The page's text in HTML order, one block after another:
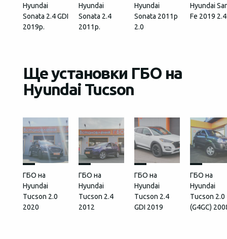
Hyundai
Sonata 2.4 GDI
2019р.
Hyundai
Sonata 2.4
2011р.
Hyundai
Sonata 2011р
2.0
Hyundai
Fe 2019 2.4
Ще установки ГБО на
Hyundai Tucson
ГБО на
Hyundai
Tucson 2.0
2020
ГБО на
Hyundai
Tucson 2.4
2012
ГБО на
Hyundai
Tucson 2.4
GDI 2019
ГБО на
Hyundai
Tucson 2.0
(G4GC)